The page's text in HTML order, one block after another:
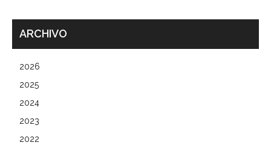
ARCHIVO
2026
2025
2024
2023
2022